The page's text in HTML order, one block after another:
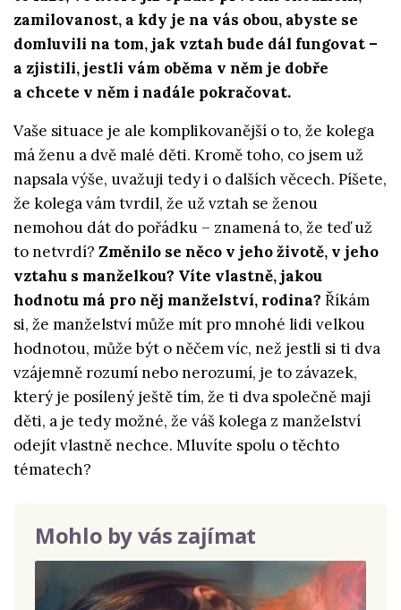
zamilovanost, a kdy je na vás obou, abyste se
domluvili na tom, jak vztah bude dál fungovat –
a zjistili, jestli vám oběma v něm je dobře
a chcete v něm i nadále pokračovat.
Vaše situace je ale komplikovanější o to, že kolega
má ženu a dvě malé děti. Kromě toho, co jsem už
napsala výše, uvažuji tedy i o dalších věcech. Píšete,
že kolega vám tvrdil, že už vztah se ženou
nemohou dát do pořádku – znamená to, že teď už
to netvrdí? Změnilo se něco v jeho životě, v jeho
vztahu s manželkou? Víte vlastně, jakou
hodnotu má pro něj manželství, rodina? Říkám
si, že manželství může mít pro mnohé lidi velkou
hodnotou, může být o něčem víc, než jestli si ti dva
vzájemně rozumí nebo nerozumí, je to závazek,
který je posílený ještě tím, že ti dva společně mají
děti, a je tedy možné, že váš kolega z manželství
odejít vlastně nechce. Mluvíte spolu o těchto
tématech?
Mohlo by vás zajímat